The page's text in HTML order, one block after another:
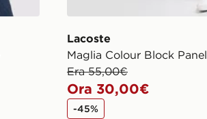
Lacoste
Maglia Colour Block Panel
Era 55,00€
Ora 30,00€
-45%